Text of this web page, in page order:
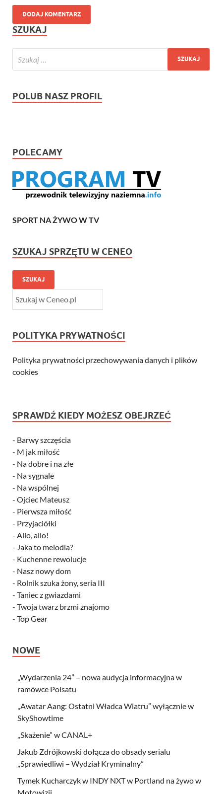
SZUKAJ
POLUB NASZ PROFIL
POLECAMY
SPORT NA ŻYWO W TV
SZUKAJ SPRZĘTU W CENEO
SZUKAJ
POLITYKA PRYWATNOŚCI
Polityka prywatności przechowywania danych i plików
cookies
SPRAWDŹ KIEDY MOŻESZ OBEJRZEĆ
- Barwy szczęścia
- M jak miłość
- Na dobre i na złe
- Na sygnale
- Na wspólnej
- Ojciec Mateusz
- Pierwsza miłość
- Przyjaciółki
- Allo, allo!
- Jaka to melodia?
- Kuchenne rewolucje
- Nasz nowy dom
- Rolnik szuka żony, seria III
- Taniec z gwiazdami
- Twoja twarz brzmi znajomo
- Top Gear
NOWE
„Wydarzenia 24” – nowa audycja informacyjna w
ramówce Polsatu
„Awatar Aang: Ostatni Władca Wiatru” wyłącznie w
SkyShowtime
„Skażenie” w CANAL+
Jakub Zdrójkowski dołącza do obsady serialu
„Sprawiedliwi – Wydział Kryminalny”
Tymek Kucharczyk w INDY NXT w Portland na żywo w
Motowizji